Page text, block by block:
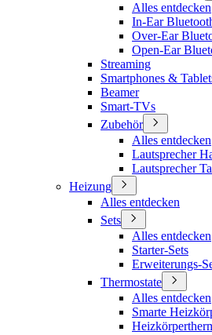
Alles entdecken
In-Ear
Over-Ear
Open-Ear
Streaming
Smartphones &
Beamer
Smart-TVs
Zubehör
Alles entdecken
Lautsprecher
Lautsprecher
Heizung
Alles entdecken
Sets
Alles entdecken
Starter-Sets
Erweiterungs-
Thermostate
Alles entdecken
Smarte